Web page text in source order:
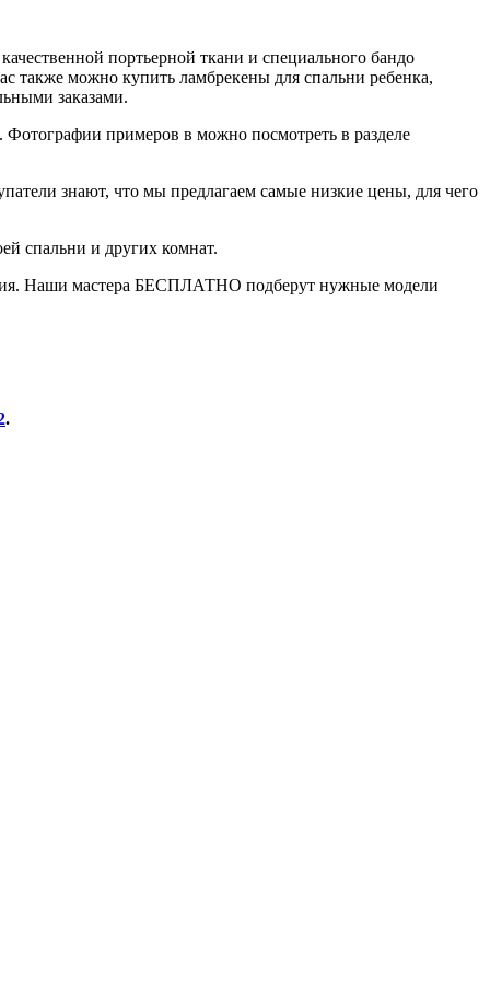
портьерной ткани и специального бандо
также можно купить ламбрекены для спальни ребенка,
заказами.
примеров в можно посмотреть в разделе
знают, что мы предлагаем самые низкие цены, для чего
спальни и других комнат.
Наши мастера БЕСПЛАТНО подберут нужные модели
.